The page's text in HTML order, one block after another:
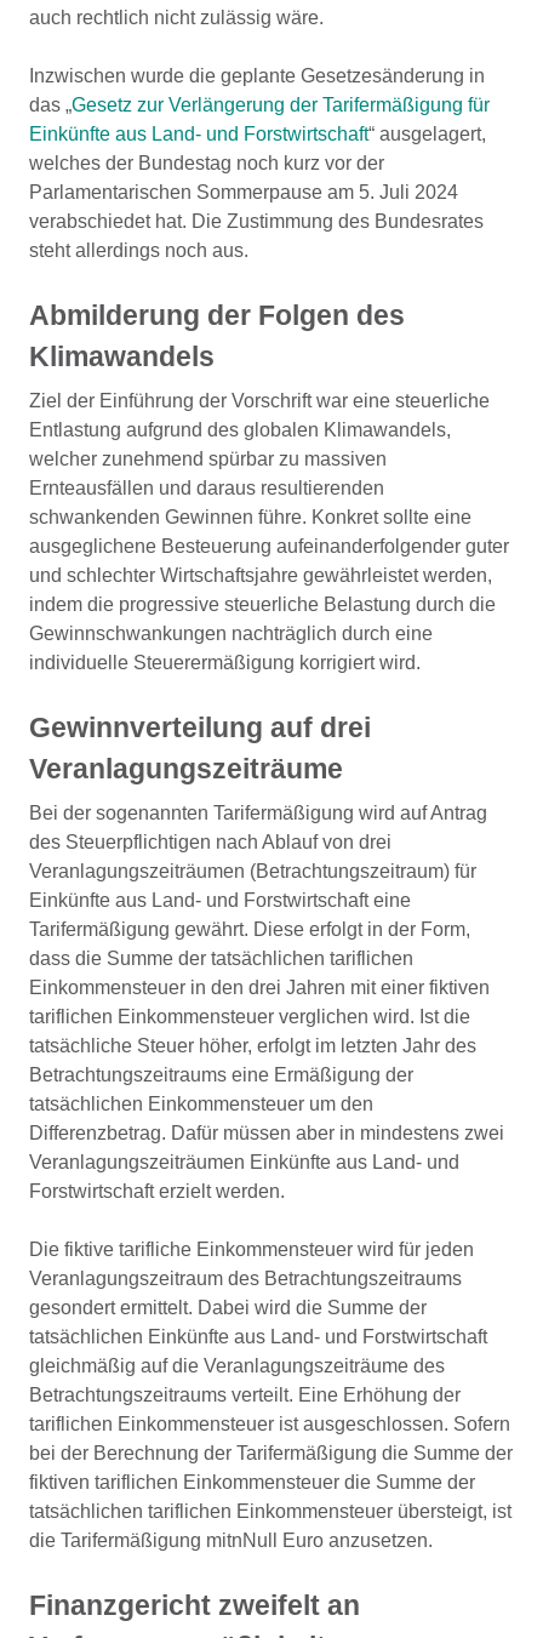
auch rechtlich nicht zulässig wäre.
Inzwischen wurde die geplante Gesetzesänderung in
das „Gesetz zur Verlängerung der Tarifermäßigung für
Einkünfte aus Land- und Forstwirtschaft“ ausgelagert,
welches der Bundestag noch kurz vor der
Parlamentarischen Sommerpause am 5. Juli 2024
verabschiedet hat. Die Zustimmung des Bundesrates
steht allerdings noch aus.
Abmilderung der Folgen des
Klimawandels
Ziel der Einführung der Vorschrift war eine steuerliche
Entlastung aufgrund des globalen Klimawandels,
welcher zunehmend spürbar zu massiven
Ernteausfällen und daraus resultierenden
schwankenden Gewinnen führe. Konkret sollte eine
ausgeglichene Besteuerung aufeinanderfolgender guter
und schlechter Wirtschaftsjahre gewährleistet werden,
indem die progressive steuerliche Belastung durch die
Gewinnschwankungen nachträglich durch eine
individuelle Steuerermäßigung korrigiert wird.
Gewinnverteilung auf drei
Veranlagungszeiträume
Bei der sogenannten Tarifermäßigung wird auf Antrag
des Steuerpflichtigen nach Ablauf von drei
Veranlagungszeiträumen (Betrachtungszeitraum) für
Einkünfte aus Land- und Forstwirtschaft eine
Tarifermäßigung gewährt. Diese erfolgt in der Form,
dass die Summe der tatsächlichen tariflichen
Einkommensteuer in den drei Jahren mit einer fiktiven
tariflichen Einkommensteuer verglichen wird. Ist die
tatsächliche Steuer höher, erfolgt im letzten Jahr des
Betrachtungszeitraums eine Ermäßigung der
tatsächlichen Einkommensteuer um den
Differenzbetrag. Dafür müssen aber in mindestens zwei
Veranlagungszeiträumen Einkünfte aus Land- und
Forstwirtschaft erzielt werden.
Die fiktive tarifliche Einkommensteuer wird für jeden
Veranlagungszeitraum des Betrachtungszeitraums
gesondert ermittelt. Dabei wird die Summe der
tatsächlichen Einkünfte aus Land- und Forstwirtschaft
gleichmäßig auf die Veranlagungszeiträume des
Betrachtungszeitraums verteilt. Eine Erhöhung der
tariflichen Einkommensteuer ist ausgeschlossen. Sofern
bei der Berechnung der Tarifermäßigung die Summe der
fiktiven tariflichen Einkommensteuer die Summe der
tatsächlichen tariflichen Einkommensteuer übersteigt, ist
die Tarifermäßigung mitnNull Euro anzusetzen.
Finanzgericht zweifelt an